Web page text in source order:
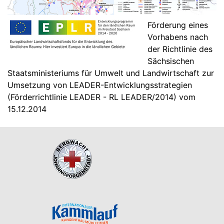
Förderung eines
Vorhabens nach
der Richtlinie des
Sächsischen
Staatsministeriums für Umwelt und Landwirtschaft zur
Umsetzung von LEADER-Entwicklungsstrategien
(Förderrichtlinie LEADER - RL LEADER/2014) vom
15.12.2014